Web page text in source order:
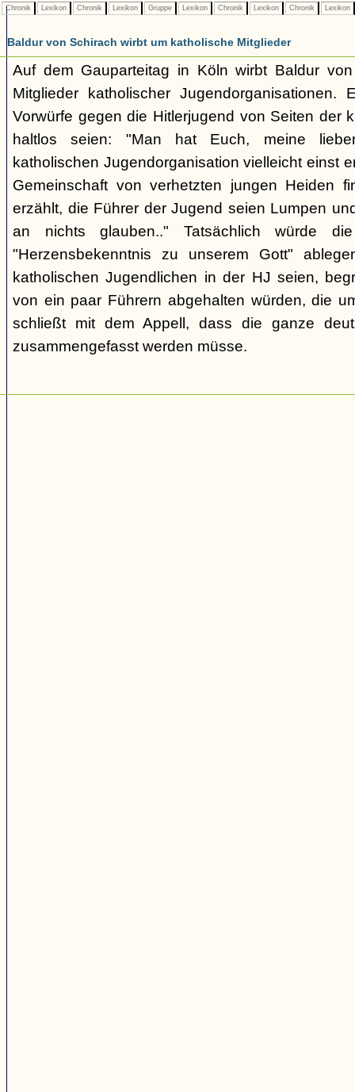
Chronik Lexikon Chronik Lexikon Gruppe Lexikon Chronik Lexikon Chronik Lexikon
Baldur von Schirach wirbt um katholische Mitglieder
Auf dem Gauparteitag in Köln wirbt Baldur
Mitglieder katholischer Jugendorganisationen.
Vorwürfe gegen die Hitlerjugend von Seiten der
haltlos seien: "Man hat Euch, meine
katholischen Jugendorganisation vielleicht einst
Gemeinschaft von verhetzten jungen Heiden
erzählt, die Führer der Jugend seien Lumpen
an nichts glauben.." Tatsächlich würde
"Herzensbekenntnis zu unserem Gott"
katholischen Jugendlichen in der HJ seien,
von ein paar Führern abgehalten würden, die
schließt mit dem Appell, dass die ganze
zusammengefasst werden müsse.